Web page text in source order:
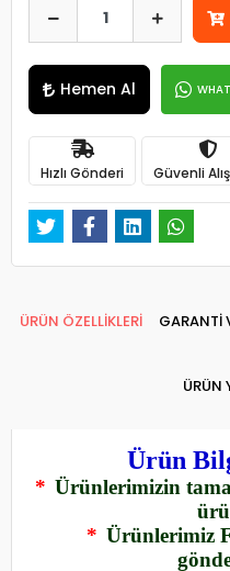
Hemen Al
Hızlı Gönderi Güvenli
ÜRÜN ÖZELLİKLERİ GARANTİ
ÜRÜN
Ürün
* Ürünlerimizin
* Ürünlerimiz